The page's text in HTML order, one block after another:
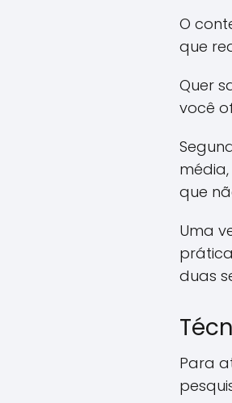
O
que
Quer
você
que
Uma
duas
Para